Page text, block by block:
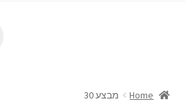
Home מבצע 30